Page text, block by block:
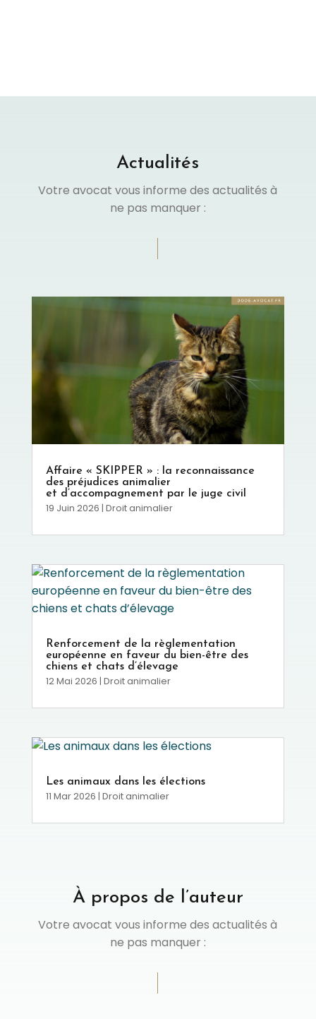
Actualités
Votre avocat vous informe des actualités à
ne pas manquer :
Affaire « SKIPPER » : la reconnaissance
des préjudices animalier
et d’accompagnement par le juge civil
19 Juin 2026 | Droit animalier
Renforcement de la règlementation
européenne en faveur du bien-être des
chiens et chats d’élevage
12 Mai 2026 | Droit animalier
Les animaux dans les élections
11 Mar 2026 | Droit animalier
À propos de l’auteur
Votre avocat vous informe des actualités à
ne pas manquer :